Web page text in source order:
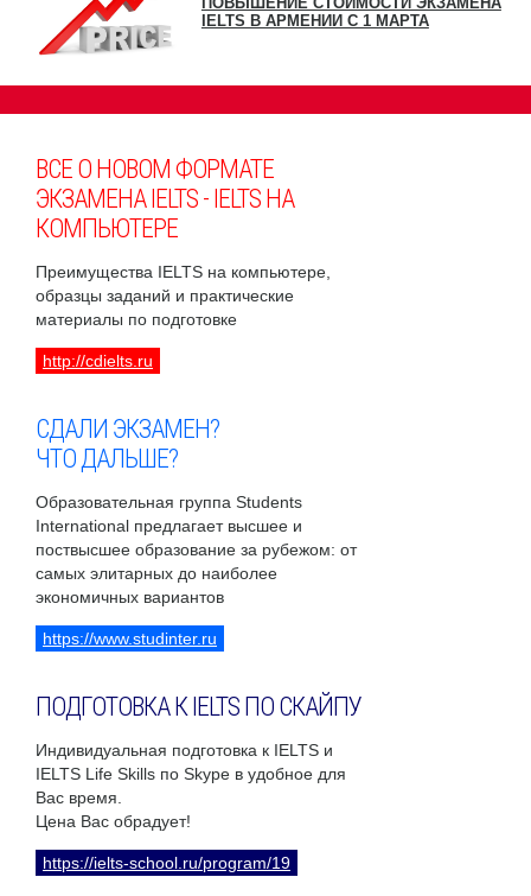
IELTS В АРМЕНИИ С 1 МАРТА
ВСЕ О НОВОМ ФОРМАТЕ
ЭКЗАМЕНА IELTS - IELTS НА
КОМПЬЮТЕРЕ
Преимущества IELTS на компьютере,
образцы заданий и практические
материалы по подготовке
http://cdielts.ru
СДАЛИ ЭКЗАМЕН?
ЧТО ДАЛЬШЕ?
Образовательная группа Students
International предлагает высшее и
поствысшее образование за рубежом: от
самых элитарных до наиболее
экономичных вариантов
https://www.studinter.ru
ПОДГОТОВКА К IELTS ПО СКАЙПУ
Индивидуальная подготовка к IELTS и
IELTS Life Skills по Skype в удобное для
Вас время.
Цена Вас обрадует!
https://ielts-school.ru/program/19